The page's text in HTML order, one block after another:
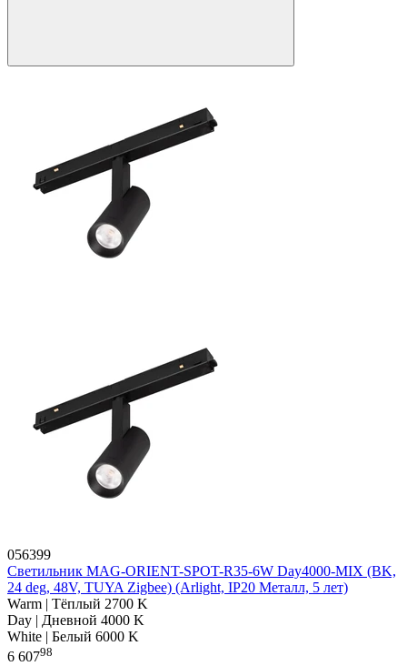
056399
Светильник MAG-ORIENT-SPOT-R35-6W Day4000-MIX (BK,
24 deg, 48V, TUYA Zigbee) (Arlight, IP20 Металл, 5 лет)
Warm | Тёплый 2700 K
Day | Дневной 4000 K
White | Белый 6000 K
6 60798